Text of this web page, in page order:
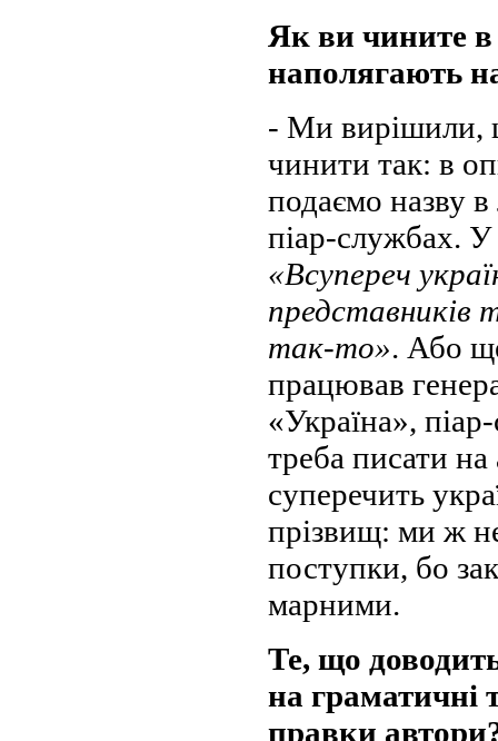
Як ви чините в
наполягають
- Ми вирішили,
чинити так: в
подаємо назву
піар-службах. У
«Всупереч
представників
так-то». Або
працював
«Україна»,
треба писати
суперечить
прізвищ: ми ж
поступки, бо
марними.
Те, що
на граматичні
правки